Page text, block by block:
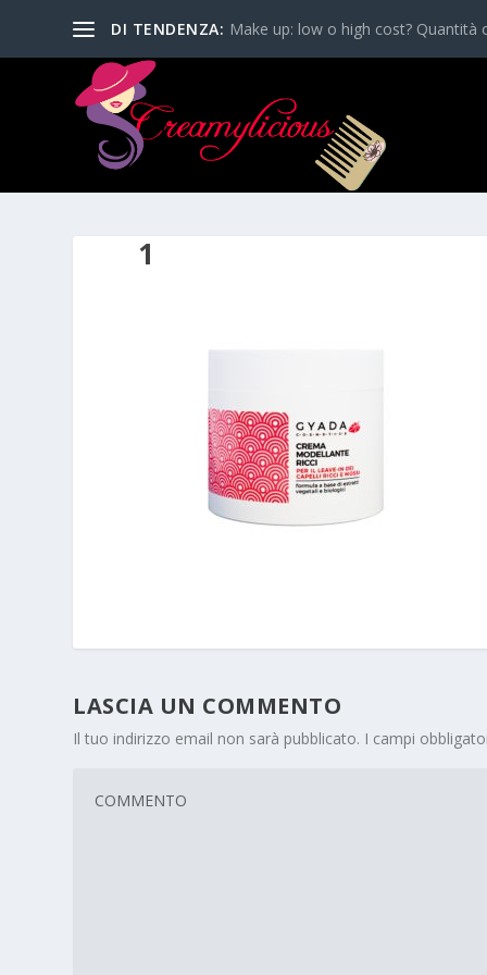
DI TENDENZA: Make up: low o high cost? Quantità
1
LASCIA UN COMMENTO
Il tuo indirizzo email non sarà pubblicato. I campi